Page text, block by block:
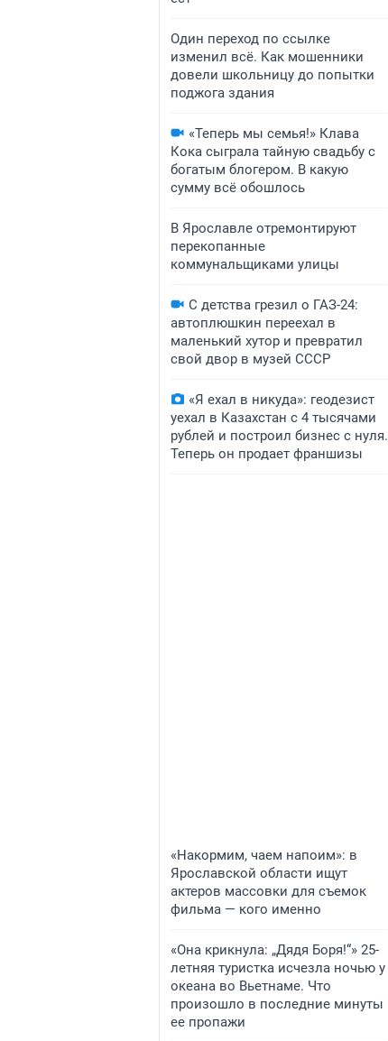
Один переход по ссылке
изменил всё. Как мошенники
довели школьницу до попытки
поджога здания
«Теперь мы семья!» Клава
Кока сыграла тайную свадьбу с
богатым блогером. В какую
сумму всё обошлось
В Ярославле отремонтируют
перекопанные
коммунальщиками улицы
С детства грезил о ГАЗ-24:
автоплюшкин переехал в
маленький хутор и превратил
свой двор в музей СССР
«Я ехал в никуда»: геодезист
уехал в Казахстан с 4 тысячами
рублей и построил бизнес с нуля.
Теперь он продает франшизы
«Накормим, чаем напоим»: в
Ярославской области ищут
актеров массовки для съемок
фильма — кого именно
«Она крикнула: „Дядя Боря!“» 25-
летняя туристка исчезла ночью у
океана во Вьетнаме. Что
произошло в последние минуты
ее пропажи